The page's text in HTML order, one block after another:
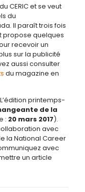
CERIC et se veut
du
Il paraît trois fois
propose quelques
recevoir un
sur la publicité
aussi consulter
du magazine en
printemps-
de la
: 20 mars 2017).
avec
la National Career
avec
un article